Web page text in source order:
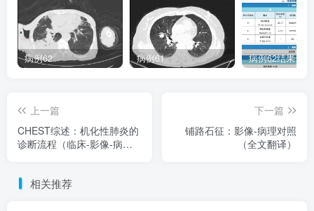
病例62 病例61 病例62结果
上一篇
CHEST综述：机化性肺炎的
诊断流程（临床-影像-病理
下一篇
铺路石征：影像-病理对照
（全文翻译）
相关推荐